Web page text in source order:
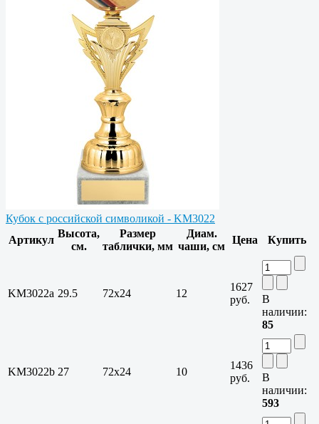
Кубок с российской символикой - KM3022
Артикул
Высота,
см.
Размер
таблички, мм
Диам.
чаши, см
Цена Купить
KM3022a 29.5 72х24 12
1627
руб.
В
наличии:
85
KM3022b 27 72х24 10
1436
руб.
В
наличии:
593